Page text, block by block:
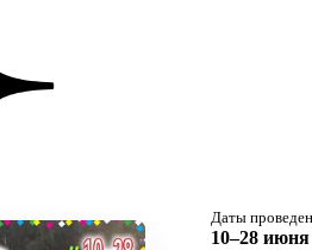
Даты
10–28 июня